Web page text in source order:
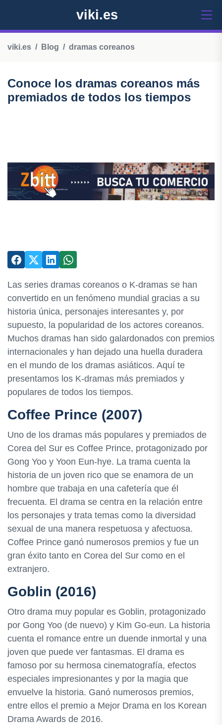
viki.es
viki.es Blog dramas coreanos
Conoce los dramas coreanos más
premiados de todos los tiempos
Las series dramas coreanos o K-dramas se han
convertido en un fenómeno mundial gracias a su
historia única, personajes interesantes y, por
supuesto, la popularidad de los actores coreanos.
Muchos dramas han sido galardonados con premios
internacionales y han dejado una huella duradera
en el mundo de los dramas asiáticos. Aquí te
presentamos los K-dramas más premiados y
populares de todos los tiempos.
Coffee Prince (2007)
Uno de los dramas más populares y premiados de
Corea del Sur es Coffee Prince, protagonizado por
Gong Yoo y Yoon Eun-hye. La trama cuenta la
historia de un joven rico que se enamora de un
hombre que trabaja en una cafetería que él
frecuenta. El drama se centra en la relación entre
los personajes y trata temas como la diversidad
sexual de una manera respetuosa y afectuosa.
Coffee Prince ganó numerosos premios y fue un
gran éxito tanto en Corea del Sur como en el
extranjero.
Goblin (2016)
Otro drama muy popular es Goblin, protagonizado
por Gong Yoo (de nuevo) y Kim Go-eun. La historia
cuenta el romance entre un duende inmortal y una
joven que puede ver fantasmas. El drama es
famoso por su hermosa cinematografía, efectos
especiales impresionantes y por la magia que
envuelve la historia. Ganó numerosos premios,
entre ellos el premio a Mejor Drama en los Korean
Drama Awards de 2016.